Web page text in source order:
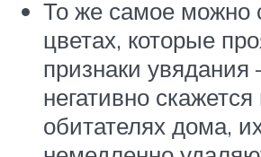
То же самое можно
цветах, которые
признаки увядания
негативно скажется
обитателях дома,